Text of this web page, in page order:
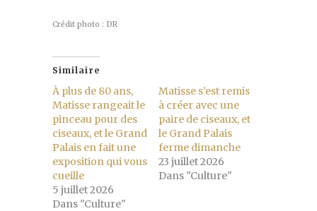
Crédit photo : DR
Similaire
À plus de 80 ans,
Matisse rangeait le
pinceau pour des
ciseaux, et le Grand
Palais en fait une
exposition qui vous
cueille
5 juillet 2026
Dans "Culture"
Matisse s’est remis
à créer avec une
paire de ciseaux, et
le Grand Palais
ferme dimanche
23 juillet 2026
Dans "Culture"